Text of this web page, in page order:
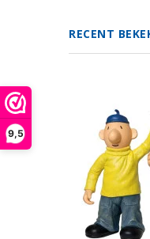
9,5
RECENT